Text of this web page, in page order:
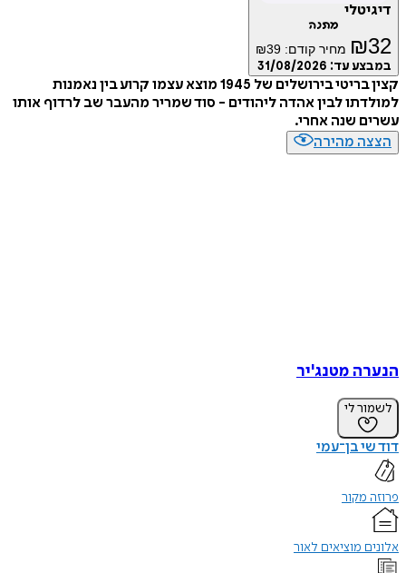
דיגיטלי
מתנה
₪32 מחיר קודם: ₪39
במבצע עד: 31/08/2026
קצין בריטי בירושלים של 1945 מוצא עצמו קרוע בין נאמנות
למולדתו לבין אהדה ליהודים - סוד שמריר מהעבר שב לרדוף אותו
עשרים שנה אחרי.
הצצה מהירה
הנערה מטנג'יר
לשמור לי
דוד שי בן־עמי
פרוזה מקור
אלונים מוציאים לאור